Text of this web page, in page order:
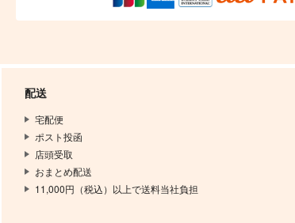
配送
宅配便
ポスト投函
店頭受取
おまとめ配送
11,000円（税込）以上で送料当社負担